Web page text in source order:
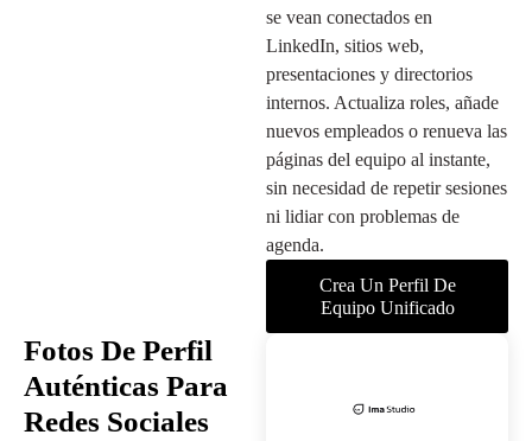
se vean conectados en
LinkedIn, sitios web,
presentaciones y directorios
internos. Actualiza roles, añade
nuevos empleados o renueva las
páginas del equipo al instante,
sin necesidad de repetir sesiones
ni lidiar con problemas de
agenda.
Crea Un Perfil De
Equipo Unificado
Fotos De Perfil
Auténticas Para
Redes Sociales